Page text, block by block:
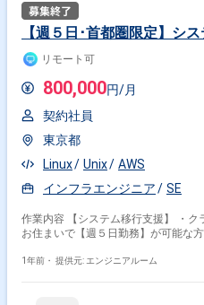
【週５日･首都圏限定】シ
リモート可
800,000円/月
契約社員
東京都
Linux
Unix
AWS
インフラエンジニア
SE
作業内容 【システム移行支援】 ・クラウドリフト 本
お住まいで【週５日勤務】が可能な方
1年前・ 提供元: エンジニアルーム